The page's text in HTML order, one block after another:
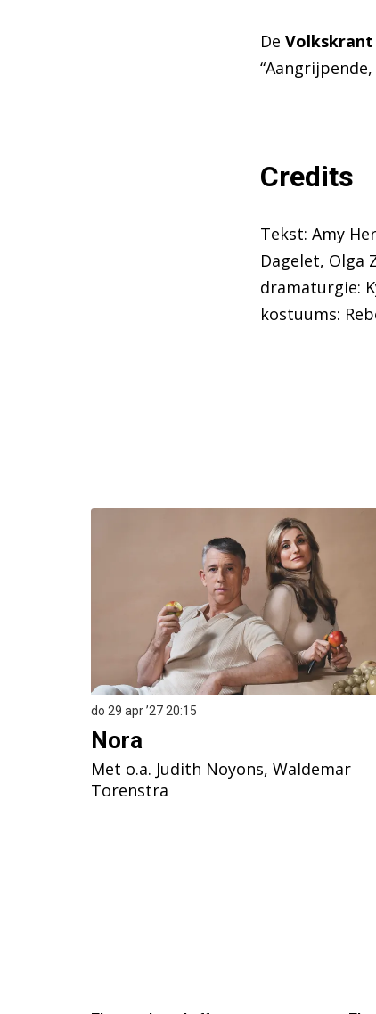
De Volkskrant
Credits
Tekst: Amy
Dagelet, Olga
dramaturgie:
kostuums:
Nora
Met o.a. Judith Noyons, Waldemar
Torenstra
do 29 apr ’27 20:15